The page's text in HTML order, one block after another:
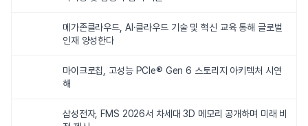
메가존클라우드, AI·클라우드 기술 및 혁신 교육 통해 글로벌
인재 양성한다
마이크로칩, 고성능 PCIe® Gen 6 스토리지 아키텍처 시연
해
삼성전자, FMS 2026서 차세대 3D 메모리 공개하며 미래 비